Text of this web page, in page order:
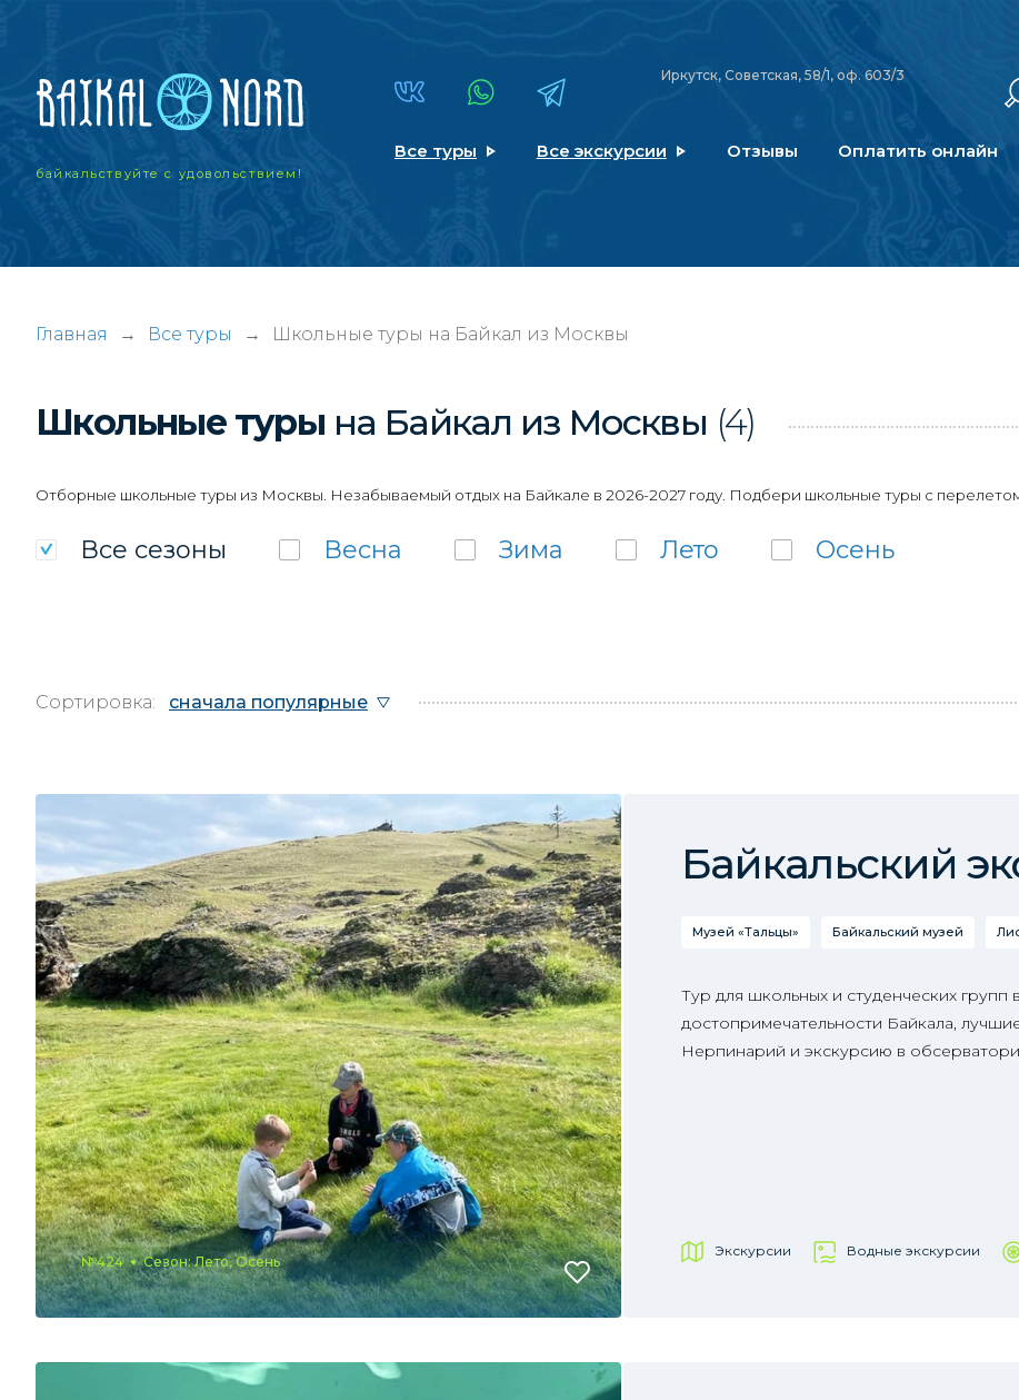
байкальствуйтес удовольствием!
Иркутск, Советская, 58/1, оф. 603/3
Все туры Все экскурсии Отзывы Оплатить онлайн
Главная → Все туры → Школьные туры на Байкал из Москвы
Школьные туры на Байкал из Москвы (4)
Отборные школьные туры из Москвы. Незабываемый отдых на Байкале в 2026-2027 году. Подбери школьные туры с
Все сезоны Весна Зима Лето Осень
Сортировка: сначала популярные
№424 Сезон: Лето, Осень
Байкальский
Музей «Тальцы» Байкальский музей
Тур для школьных и студенческих групп
достопримечательности Байкала,
Нерпинарий и экскурсию в
Экскурсии Водные экскурсии